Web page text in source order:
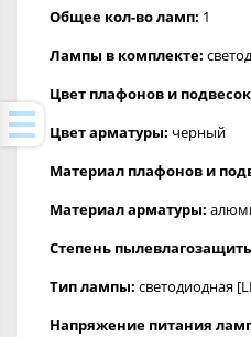
Общее кол-во ламп: 1
Лампы в комплекте:
Цвет плафонов и
Цвет арматуры: черный
Материал плафонов и
Материал арматуры:
Степень
Тип лампы: светодиодная
Напряжение питания